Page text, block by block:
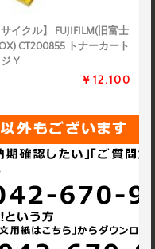
サイクル】 FUJIFILM(旧富士
CT200855 トナーカート
Y
￥12,100